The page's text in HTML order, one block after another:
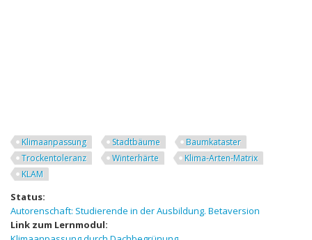
Klimaanpassung Stadtbäume
Baumkataster
Trockentoleranz
Winterhärte
Klima-Arten-Matrix
KLAM
Status:
Autorenschaft: Studierende in der Ausbildung. Betaversion
Link zum Lernmodul: